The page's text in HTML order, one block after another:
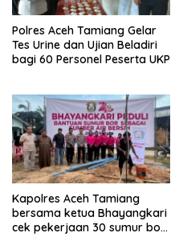
Polres Aceh Tamiang Gelar
Tes Urine dan Ujian Beladiri
bagi 60 Personel Peserta UKP
Kapolres Aceh Tamiang
bersama ketua Bhayangkari
cek pekerjaan 30 sumur bor